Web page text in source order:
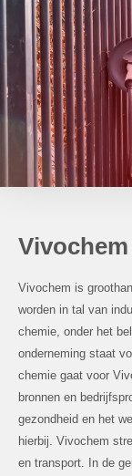
Vivochem is
worden in tal van
chemie, onder het
onderneming staat
chemie gaat voor
bronnen en
gezondheid en het
hierbij. Vivochem
en transport. In de